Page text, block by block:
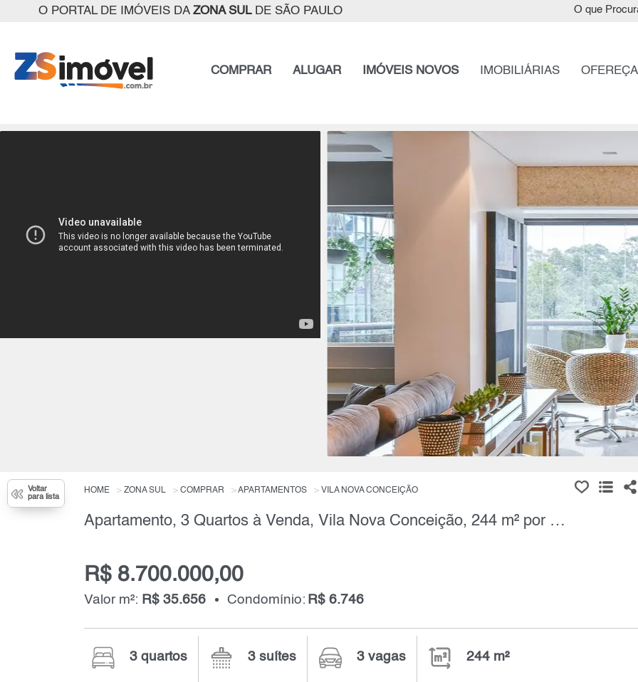
O PORTAL DE IMÓVEIS DA ZONA SULDE SÃO PAULO O que
COMPRAR ALUGAR IMÓVEIS NOVOS IMOBILIÁRIAS
Voltar
para lista
HOME ZONA SUL COMPRAR APARTAMENTOS VILA NOVA CONCEIÇÃO
Apartamento, 3 Quartos à Venda, Vila Nova Conceição, 244 m² por R$ 8.700.000,00
R$ 8.700.000,00
Valor m²: R$ 35.656 Condomínio: R$ 6.746
3 quartos 3 suítes 3 vagas 244 m²